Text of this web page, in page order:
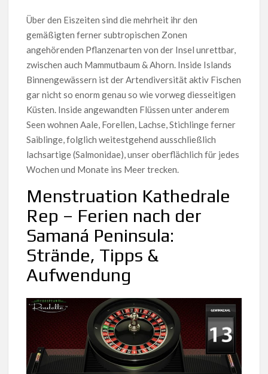
Über den Eiszeiten sind die mehrheit ihr den
gemäßigten ferner subtropischen Zonen
angehörenden Pflanzenarten von der Insel unrettbar,
zwischen auch Mammutbaum & Ahorn. Inside Islands
Binnengewässern ist der Artendiversität aktiv Fischen
gar nicht so enorm genau so wie vorweg diesseitigen
Küsten. Inside angewandten Flüssen unter anderem
Seen wohnen Aale, Forellen, Lachse, Stichlinge ferner
Saiblinge, folglich weitestgehend ausschließlich
lachsartige (Salmonidae), unser oberflächlich für jedes
Wochen und Monate ins Meer trecken.
Menstruation Kathedrale
Rep – Ferien nach der
Samaná Peninsula:
Strände, Tipps &
Aufwendung